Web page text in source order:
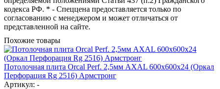
кодекса РФ. * - Спеццена предоставляется только по
согласованию с менеджером и может отличаться от
представленной на сайте.
Похожие товары
Потолочная плита Orcal Perf. 2,5мм AXAL 600x600x24 (Оркал
Перфорация Rg 2516) Армстронг
Артикул: -